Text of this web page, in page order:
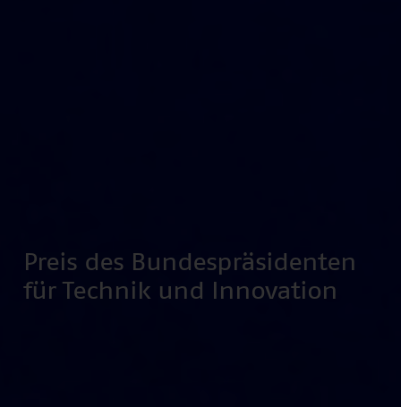
Preis des Bundespräsidenten
für Technik und Innovation